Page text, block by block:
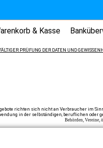
& Kasse
PRÜFUNG DER DATEN UND
richten sich nicht an Verbraucher im
in der selbständigen, beruflichen oder
Behörden,